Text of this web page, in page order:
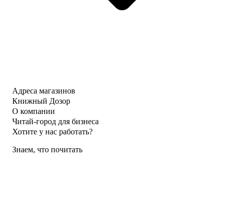
Адреса магазинов
Книжный Дозор
О компании
Читай-город для бизнеса
Хотите у нас работать?
Знаем, что почитать